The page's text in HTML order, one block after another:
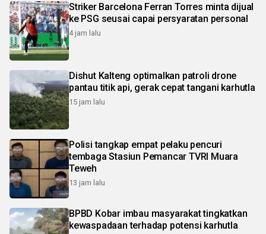
Striker Barcelona Ferran Torres minta dijual
ke PSG seusai capai persyaratan personal
4 jam lalu
Dishut Kalteng optimalkan patroli drone
pantau titik api, gerak cepat tangani karhutla
15 jam lalu
Polisi tangkap empat pelaku pencuri
tembaga Stasiun Pemancar TVRI Muara
Teweh
13 jam lalu
BPBD Kobar imbau masyarakat tingkatkan
kewaspadaan terhadap potensi karhutla